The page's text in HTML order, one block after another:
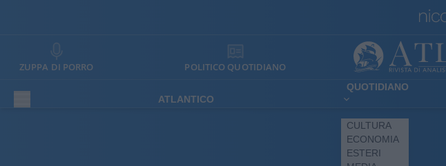
ZUPPA DI PORRO POLITICO QUOTIDIANO
ATLANTICO
QUOTIDIANO
CULTURA
ECONOMIA
ESTERI